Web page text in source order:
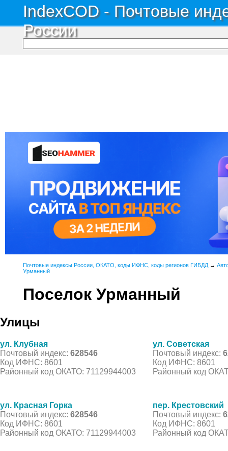
IndexCOD - Почтовые
России
Почтовые индексы России, ОКАТО, коды ИФНС, коды регионов ГИБДД →
Урманный
Поселок Урманный
Улицы
ул. Клубная
Почтовый индекс: 628546
Код ИФНС: 8601
Районный код ОКАТО: 71129944003
ул. Советская
Почтовый индекс:
Код ИФНС: 8601
Районный код
ул. Красная Горка
Почтовый индекс: 628546
Код ИФНС: 8601
Районный код ОКАТО: 71129944003
пер. Крестовский
Почтовый индекс:
Код ИФНС: 8601
Районный код